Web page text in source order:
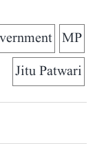
MP
Jitu Patwari